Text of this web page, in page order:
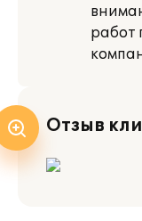
работ
Отзыв